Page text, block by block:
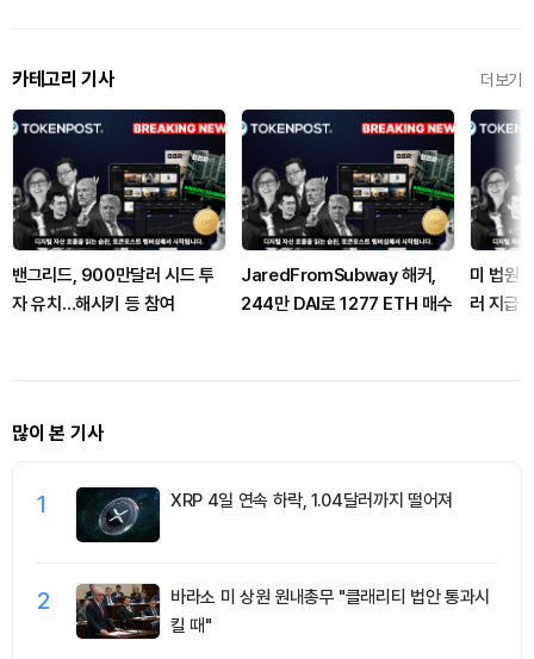
카테고리 기사 더보기
밴그리드, 900만달러 시드 투
자 유치…해시키 등 참여
JaredFromSubway 해커,
244만 DAI로 1277 ETH 매수
미 법원,
러 지급
많이 본 기사
1 XRP 4일 연속 하락, 1.04달러까지 떨어져
2
바라소 미 상원 원내총무 "클래리티 법안 통과시
킬 때"